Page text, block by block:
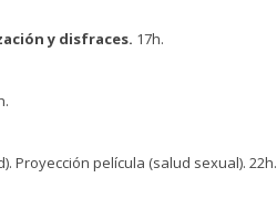
y disfraces. 17h.
Proyección película (salud sexual). 22h.